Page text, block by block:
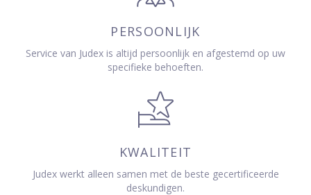
PERSOONLIJK
Service van Judex is altijd persoonlijk en afgestemd op uw
specifieke behoeften.
KWALITEIT
Judex werkt alleen samen met de beste gecertificeerde
deskundigen.